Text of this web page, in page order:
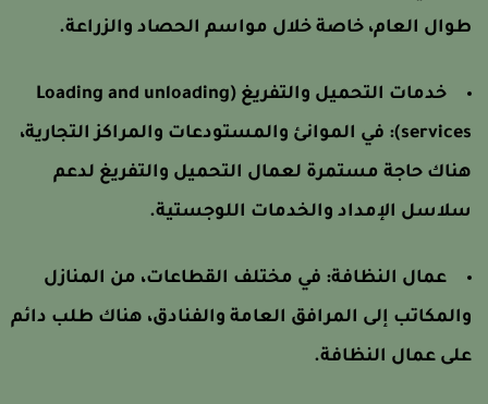
العام، خاصة خلال مواسم الحصاد والزراعة.
خدمات التحميل والتفريغ (Loading and unloading
في الموانئ والمستودعات والمراكز التجارية،
حاجة مستمرة لعمال التحميل والتفريغ لدعم
الإمداد والخدمات اللوجستية.
عمال النظافة:في مختلف القطاعات، من المنازل
إلى المرافق العامة والفنادق، هناك طلب دائم
عمال النظافة.